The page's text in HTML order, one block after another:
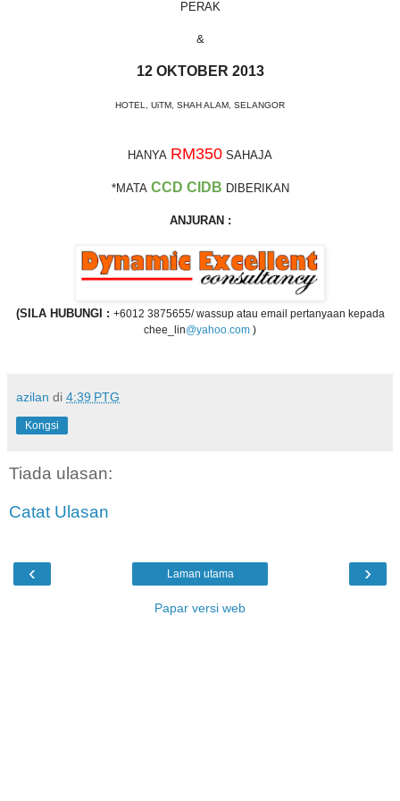
PERAK
&
12 OKTOBER 2013
HOTEL, UiTM, SHAH ALAM, SELANGOR
HANYA RM350 SAHAJA
*MATA CCD CIDB DIBERIKAN
ANJURAN :
(SILA HUBUNGI : +6012 3875655/ wassup atau email pertanyaan kepada
chee_lin@yahoo.com )
azilan di 4:39 PTG
Kongsi
Tiada ulasan:
Catat Ulasan
‹ ›
Laman utama
Papar versi web